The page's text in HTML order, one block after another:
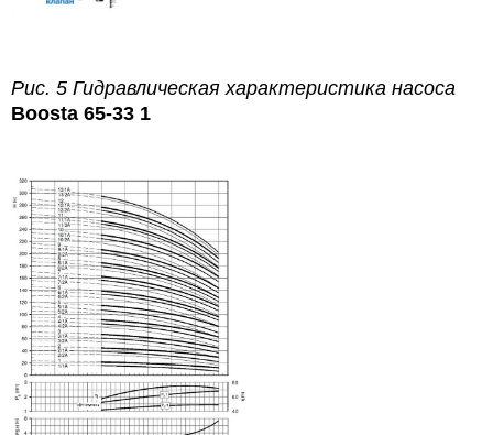
Рис. 5 Гидравлическая характеристика насоса
Boosta 65-33 1